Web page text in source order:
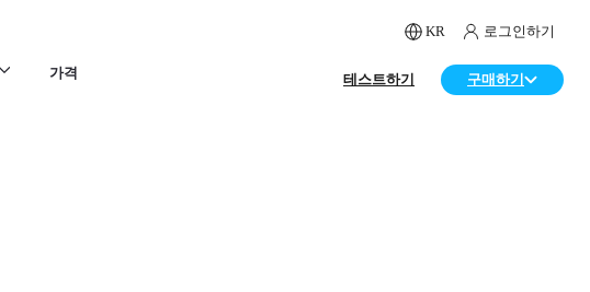
KR 로그인하기
가격 테스트하기 구매하기